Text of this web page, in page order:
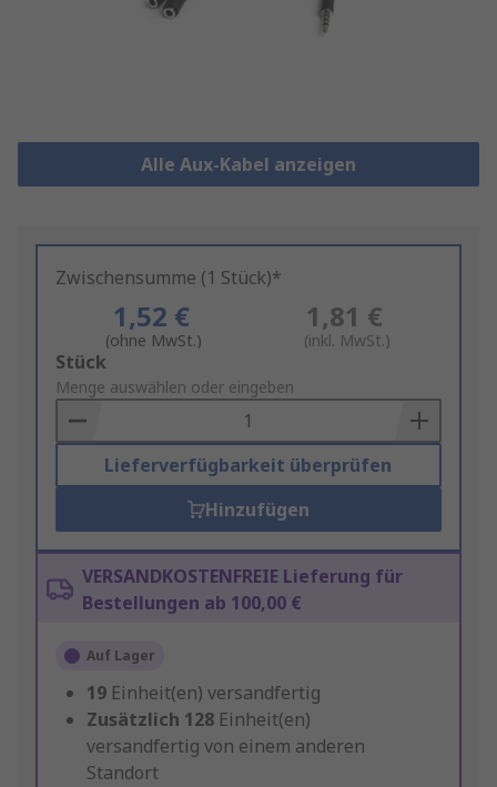
Alle Aux-Kabel anzeigen
Zwischensumme (1 Stück)*
1,52 €
(ohne MwSt.)
1,81 €
(inkl. MwSt.)
Add
to
Basket
Stück
Menge auswählen oder eingeben
Lieferverfügbarkeit überprüfen
Hinzufügen
VERSANDKOSTENFREIE Lieferung für
Bestellungen ab 100,00 €
Auf Lager
19 Einheit(en) versandfertig
Zusätzlich 128 Einheit(en)
versandfertig von einem anderen
Standort